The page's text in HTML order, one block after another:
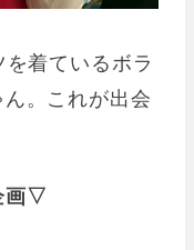
を着ているボラ
。これが出会
画▽